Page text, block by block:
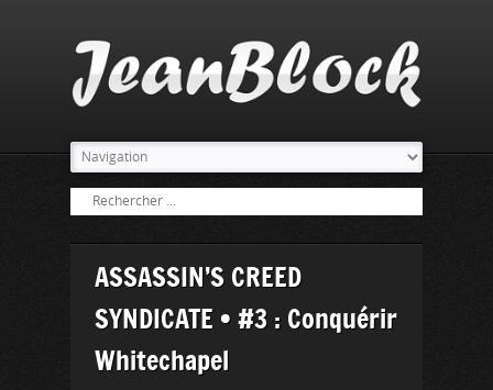
ASSASSIN’S CREED
SYNDICATE • #3 : Conquérir
Whitechapel